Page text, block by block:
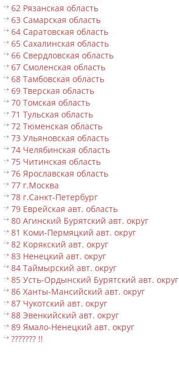
62 Рязанская область
63 Самарская область
64 Саратовская область
65 Сахалинская область
66 Свердловская область
67 Смоленская область
68 Тамбовская область
69 Тверская область
70 Томская область
71 Тульская область
72 Тюменская область
73 Ульяновская область
74 Челябинская область
75 Читинская область
76 Ярославская область
77 г.Москва
78 г.Санкт-Петербург
79 Еврейская авт. область
80 Агинский Бурятский авт. округ
81 Коми-Пермяцкий авт. округ
82 Корякский авт. округ
83 Ненецкий авт. округ
84 Таймырский авт. округ
85 Усть-Ордынский Бурятский авт. округ
86 Ханты-Мансийский авт. округ
87 Чукотский авт. округ
88 Эвенкийский авт. округ
89 Ямало-Ненецкий авт. округ
??????? !!